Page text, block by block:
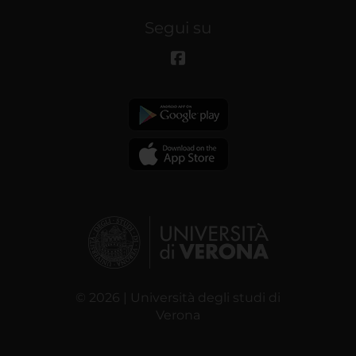
Segui su
© 2026 | Università degli studi di
Verona